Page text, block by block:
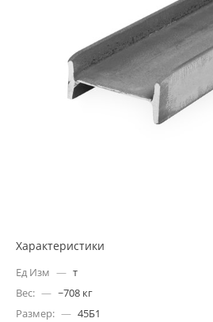
Характеристики
Ед Изм — т
Вес: — ~708 кг
Размер: — 45Б1